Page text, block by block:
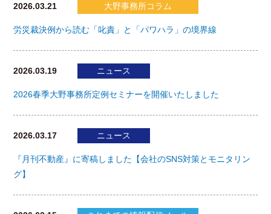
2026.03.21 大野事務所コラム
労災裁決例から読む「叱責」と「パワハラ」の境界線
2026.03.19 ニュース
2026春季大野事務所定例セミナーを開催いたしました
2026.03.17 ニュース
『月刊不動産』に寄稿しました【会社のSNS対策とモニタリン
グ】